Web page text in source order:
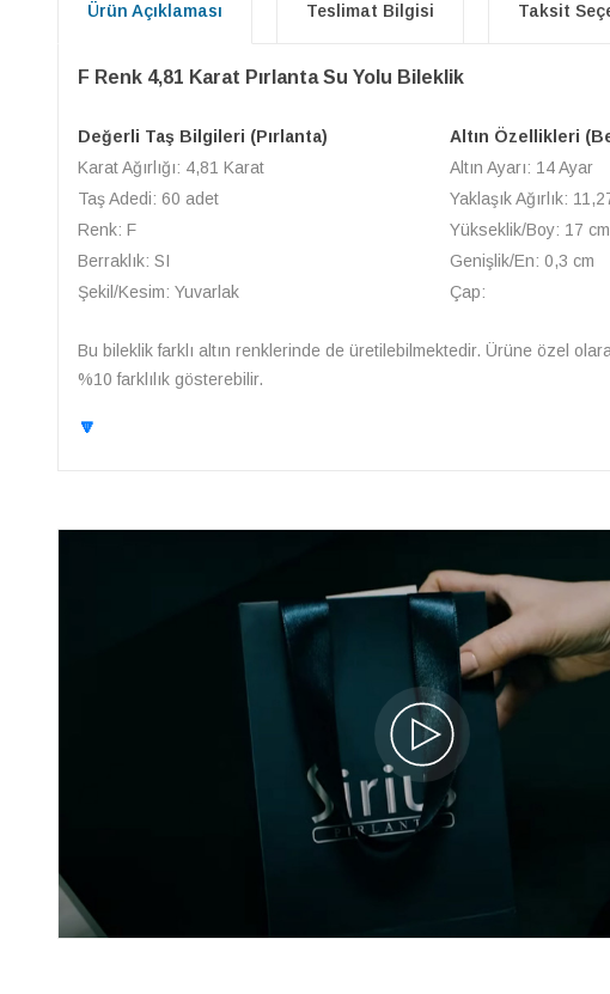
Ürün Açıklaması Teslimat Bilgisi Taksit
F Renk 4,81 Karat Pırlanta Su Yolu Bileklik
Değerli Taş Bilgileri (Pırlanta)
Karat Ağırlığı: 4,81 Karat
Taş Adedi: 60 adet
Renk: F
Berraklık: SI
Şekil/Kesim: Yuvarlak
Altın Özellikleri
Altın Ayarı: 14 Ayar
Yaklaşık Ağırlık:
Yükseklik/Boy: 17 cm
Genişlik/En: 0,3 cm
Çap:
Bu bileklik farklı altın renklerinde de üretilebilmektedir. Ürüne özel
%10 farklılık gösterebilir.
🔽